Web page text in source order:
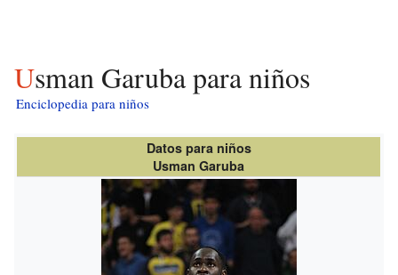
Usman Garuba para niños
Enciclopedia para niños
Datos para niños
Usman Garuba